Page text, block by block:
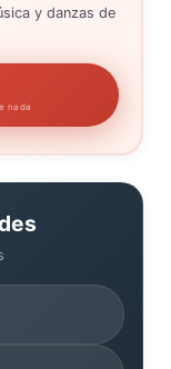
y danzas de
nada